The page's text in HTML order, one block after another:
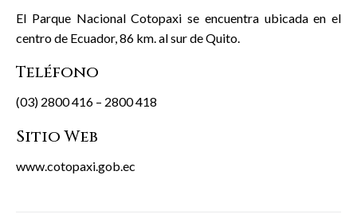
El Parque Nacional Cotopaxi se encuentra ubicada en el
centro de Ecuador, 86 km. al sur de Quito.
Teléfono
(03) 2800 416 – 2800 418
Sitio Web
www.cotopaxi.gob.ec